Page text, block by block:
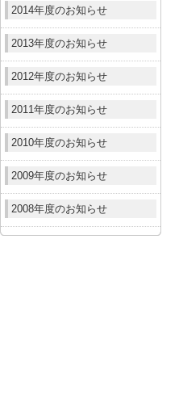
2014年度のお知らせ
2013年度のお知らせ
2012年度のお知らせ
2011年度のお知らせ
2010年度のお知らせ
2009年度のお知らせ
2008年度のお知らせ